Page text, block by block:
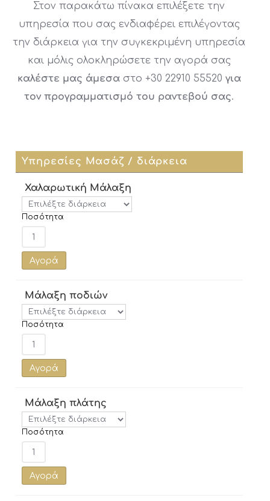
Στον παρακάτω πίνακα επιλέξετε την
υπηρεσία που σας ενδιαφέρει επιλέγοντας
την διάρκεια για την συγκεκριμένη υπηρεσία
και μόλις ολοκληρώσετε την αγορά σας
καλέστε μας άμεσαστο +30 22910 55520 για
τον προγραμματισμό του ραντεβού σας.
Υπηρεσίες Μασάζ / διάρκεια
Χαλαρωτική Μάλαξη
Ποσότητα
Αγορά
Μάλαξη ποδιών
Ποσότητα
Αγορά
Μάλαξη πλάτης
Ποσότητα
Αγορά